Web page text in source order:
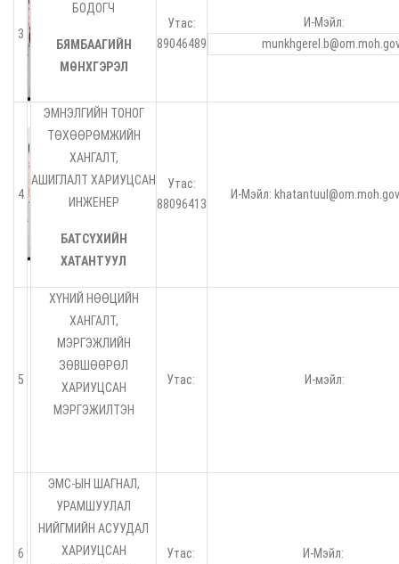
3
БОДОГЧ
БЯМБААГИЙН
МӨНХГЭРЭЛ
Утас:
89046489
И-Мэйл:
4
ЭМНЭЛГИЙН ТОНОГ
ТӨХӨӨРӨМЖИЙН
ХАНГАЛТ,
АШИГЛАЛТ ХАРИУЦСАН
ИНЖЕНЕР
БАТСҮХИЙН
ХАТАНТУУЛ
Утас:
88096413
И-Мэйл:
5
ХҮНИЙ НӨӨЦИЙН
ХАНГАЛТ,
МЭРГЭЖЛИЙН
ЗӨВШӨӨРӨЛ
ХАРИУЦСАН
МЭРГЭЖИЛТЭН
Утас: И-мэйл:
6
ЭМС-ЫН ШАГНАЛ,
УРАМШУУЛАЛ
НИЙГМИЙН АСУУДАЛ
ХАРИУЦСАН
Утас: И-Мэйл: